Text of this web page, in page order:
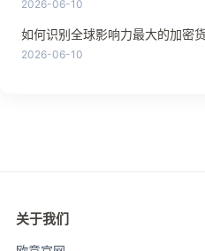
2026-06-10
如何识别全球影响力最大的加密
2026-06-10
关于我们